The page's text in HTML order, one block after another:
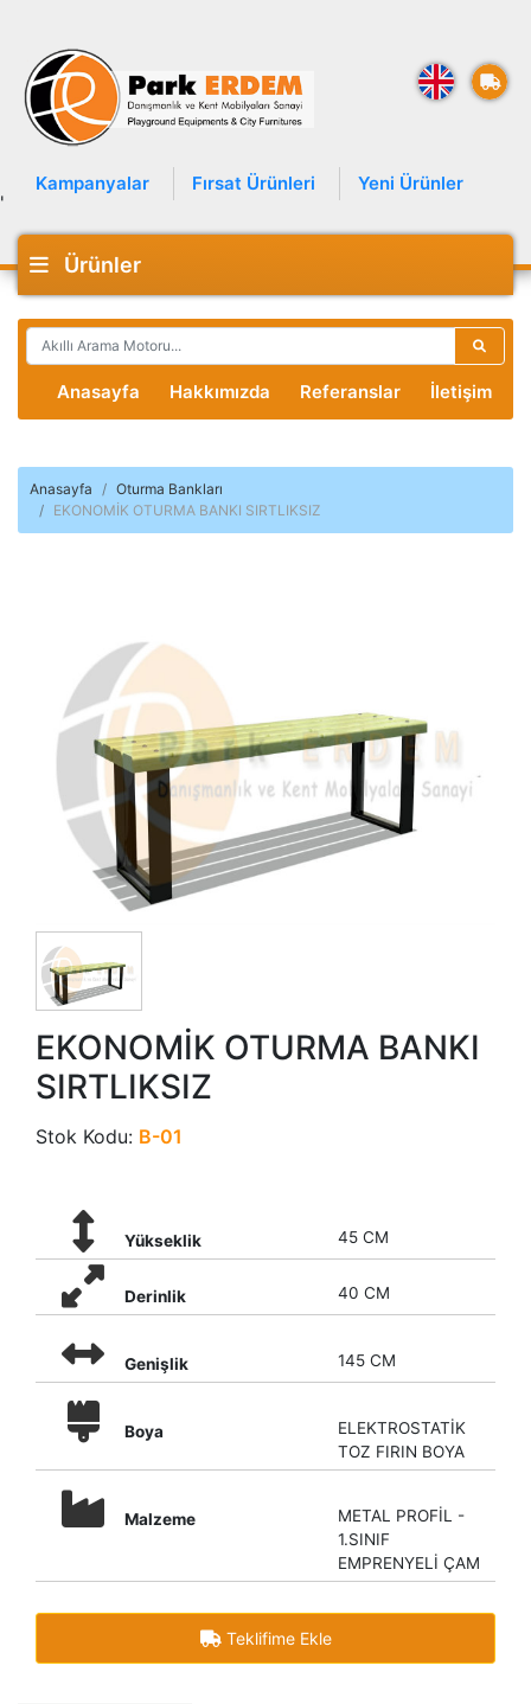
Kampanyalar Fırsat Ürünleri Yeni Ürünler
'
Ürünler
Anasayfa Hakkımızda Referanslar İletişim
Anasayfa
Oturma Bankları
EKONOMİK OTURMA BANKI SIRTLIKSIZ
EKONOMİK OTURMA BANKI
SIRTLIKSIZ
Stok Kodu: B-01
Yükseklik 45 CM
Derinlik 40 CM
Genişlik 145 CM
Boya
ELEKTROSTATİK
TOZ FIRIN BOYA
Malzeme
METAL PROFİL -
1.SINIF
EMPRENYELİ ÇAM
Teklifime Ekle